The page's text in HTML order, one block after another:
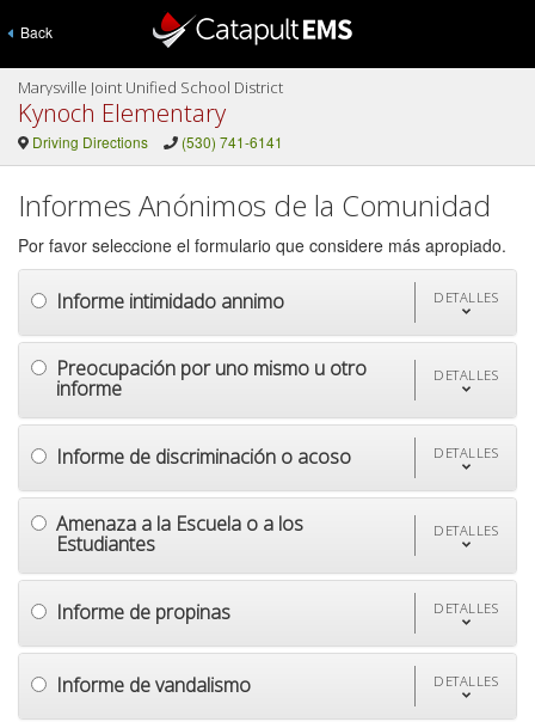
Back
Marysville Joint Unified School District
Kynoch Elementary
Driving Directions (530) 741-6141
Informes Anónimos de la Comunidad
Por favor seleccione el formulario que considere más apropiado.
Informe intimidado annimo DETALLES
Preocupación por uno mismo u otro
informe
DETALLES
Informe de discriminación o acoso DETALLES
Amenaza a la Escuela o a los
Estudiantes
DETALLES
Informe de propinas DETALLES
Informe de vandalismo DETALLES